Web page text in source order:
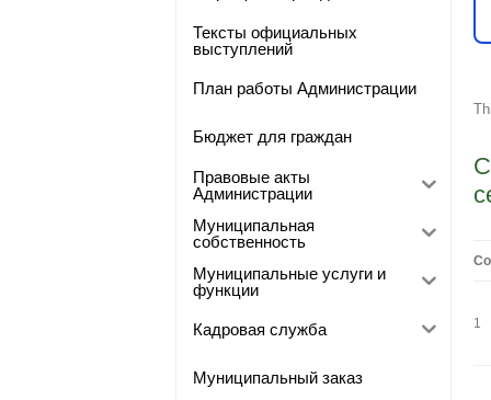
Тексты официальных
выступлений
План работы Администрации
Бюджет для граждан
Правовые акты
Администрации
Муниципальная
собственность
Муниципальные услуги и
функции
Кадровая служба
Муниципальный заказ
1